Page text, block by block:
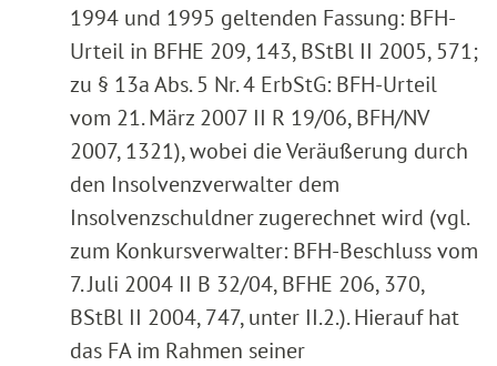
1994 und 1995 geltenden Fassung: BFH-
Urteil in BFHE 209, 143, BStBl II 2005, 571;
zu § 13a Abs. 5 Nr. 4 ErbStG: BFH-Urteil
vom 21. März 2007 II R 19/06, BFH/NV
2007, 1321), wobei die Veräußerung durch
den Insolvenzverwalter dem
Insolvenzschuldner zugerechnet wird (vgl.
zum Konkursverwalter: BFH-Beschluss vom
7. Juli 2004 II B 32/04, BFHE 206, 370,
BStBl II 2004, 747, unter II.2.). Hierauf hat
das FA im Rahmen seiner